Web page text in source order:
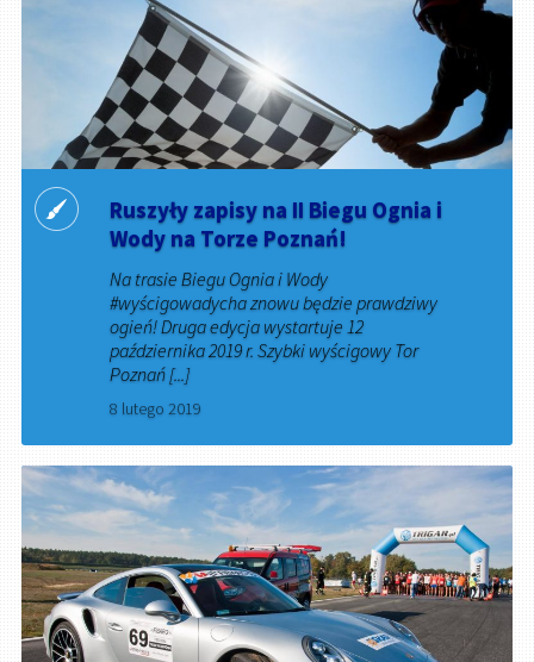
Ruszyły zapisy na II Biegu Ognia i
Wody na Torze Poznań!
Na trasie Biegu Ognia i Wody
#wyścigowadycha znowu będzie prawdziwy
ogień! Druga edycja wystartuje 12
października 2019 r. Szybki wyścigowy Tor
Poznań [...]
8 lutego 2019